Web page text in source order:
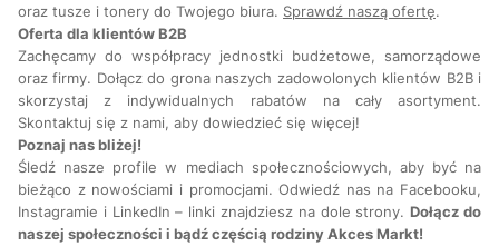
oraz tusze i tonery do Twojego biura. Sprawdź naszą ofertę.
Oferta dla klientów B2B
Zachęcamy do współpracy jednostki budżetowe, samorządowe
oraz firmy. Dołącz do grona naszych zadowolonych klientów B2B i
skorzystaj z indywidualnych rabatów na cały asortyment.
Skontaktuj się z nami, aby dowiedzieć się więcej!
Poznaj nas bliżej!
Śledź nasze profile w mediach społecznościowych, aby być na
bieżąco z nowościami i promocjami. Odwiedź nas na Facebooku,
Instagramie i LinkedIn – linki znajdziesz na dole strony.Dołącz do
naszej społeczności i bądź częścią rodziny Akces Markt!